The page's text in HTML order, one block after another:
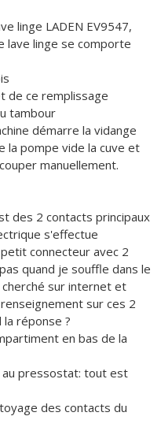
linge LADEN EV9547,
lave linge se comporte
de ce remplissage
tambour
démarre la vidange
la pompe vide la cuve et
manuellement.
des 2 contacts principaux
s'effectue
connecteur avec 2
quand je souffle dans le
sur internet et
sur ces 2
réponse ?
en bas de la
au pressostat: tout est
des contacts du